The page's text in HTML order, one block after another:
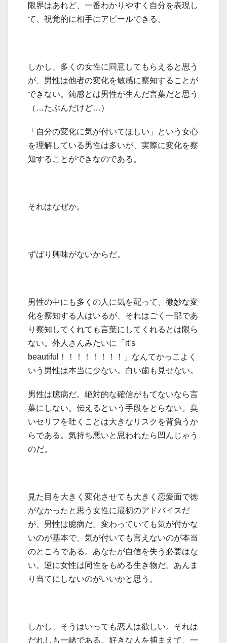
限界はあれど、一番わかりやすく自分を表現し
て、視覚的に相手にアピールできる。
しかし、多くの女性に同意してもらえると思う
が、男性は他者の変化を敏感に察知することが
できない。鈍感とは男性が生んだ言葉だと思う
（…たぶんだけど…）
「自分の変化に気が付いてほしい」という女心
を理解している男性は多いが、実際に変化を察
知することができなのである。
それはなぜか。
ずばり興味がないからだ。
男性の中にも多くの人に気を配って、微妙な変
化を察知する人はいるが、それはごく一部であ
り察知してくれても言葉にしてくれるとは限ら
ない。外人さんみたいに「 it’s
beautiful！！！！！！！！」なんてかっこよく
いう男性は本当に少ない。白い歯も見せない。
男性は臆病だ。絶対的な確信がもてないなら言
葉にしない。伝えるという手段をとらない。臭
いセリフを吐くことは大きなリスクを背負うか
らである。気持ち悪いと思われたら凹んじゃう
のだ。
見た目を大きく変化させても大きく恋愛面で徳
がなかったと思う女性に最初のアドバイスだ
が、男性は臆病だ。変わっていても気が付かな
いのが基本で、気が付いても言えないのが本当
のところである。あなたが自信を失う必要はな
い。逆に女性は同性をもめる生き物だ。あんま
り当てにしないのがいいかと思う。
しかし、そうはいっても恋人は欲しい。それは
だれしも一緒である。好きな人を捕まえて、一